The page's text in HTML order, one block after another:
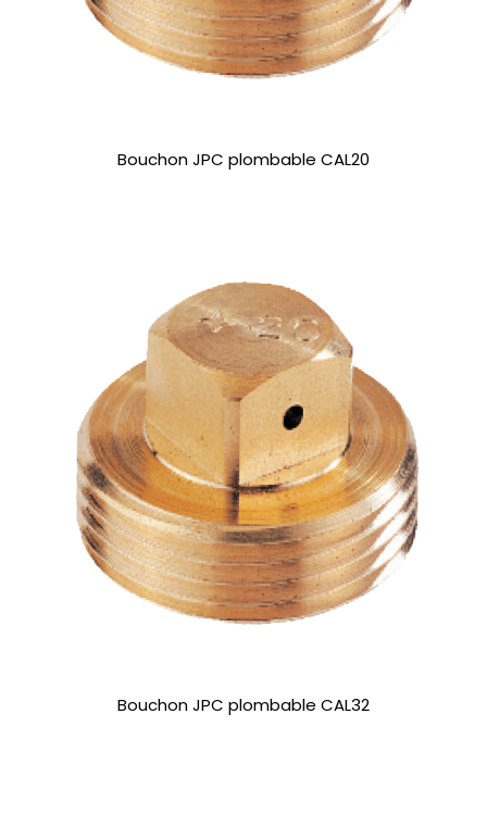
Bouchon JPC plombable CAL20
Bouchon JPC plombable CAL32